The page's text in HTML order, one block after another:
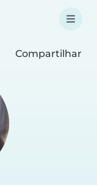
Compartilhar